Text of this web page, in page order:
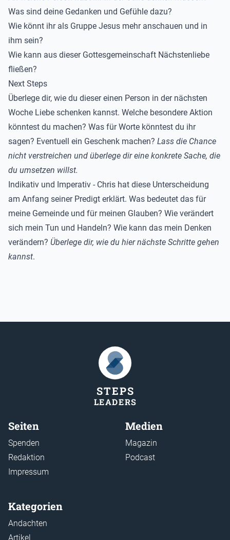
Was sind deine Gedanken und Gefühle dazu?
Wie könnt ihr als Gruppe Jesus mehr anschauen und in
ihm sein?
Wie kann aus dieser Gottesgemeinschaft Nächstenliebe
fließen?
Next Steps
Überlege dir, wie du dieser einen Person in der nächsten
Woche Liebe schenken kannst. Welche besondere Aktion
könntest du machen? Was für Worte könntest du ihr
sagen? Eventuell ein Geschenk machen? Lass die Chance
nicht verstreichen und überlege dir eine konkrete Sache, die
du umsetzen willst.
Indikativ und Imperativ - Chris hat diese Unterscheidung
am Anfang seiner Predigt erklärt. Was bedeutet das für
meine Gemeinde und für meinen Glauben? Wie verändert
sich mein Tun und Handeln? Wie kann das mein Denken
verändern? Überlege dir, wie du hier nächste Schritte gehen
kannst.
STEPS
LEADERS
Seiten
Spenden
Redaktion
Impressum
Medien
Magazin
Podcast
Kategorien
Andachten
Artikel